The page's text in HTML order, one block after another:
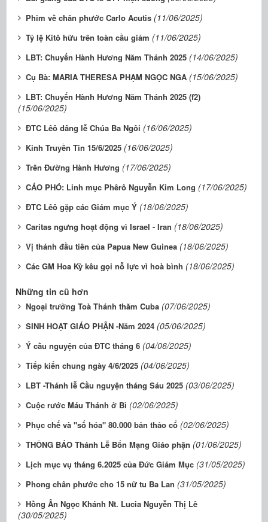
Phim về chân phước Carlo Acutis (11/06/2025)
Tỷ lệ Kitô hữu trên toàn cầu giảm (11/06/2025)
LBT: Chuyến Hành Hương Năm Thánh 2025 (14/06/2025)
Cụ Bà: MARIA THERESA PHẠM NGỌC NGA (15/06/2025)
LBT: Chuyến Hành Hương Năm Thánh 2025 (f2)
(15/06/2025)
ĐTC Lêô dâng lễ Chúa Ba Ngôi (16/06/2025)
Kinh Truyền Tin 15/6/2025 (16/06/2025)
Trên Đường Hành Hương (17/06/2025)
CÁO PHÓ: Linh mục Phêrô Nguyễn Kim Long (17/06/2025)
ĐTC Lêô gặp các Giám mục Ý (18/06/2025)
Caritas ngưng hoạt động vì Israel - Iran (18/06/2025)
Vị thánh đầu tiên của Papua New Guinea (18/06/2025)
Các GM Hoa Kỳ kêu gọi nỗ lực vì hoà bình (18/06/2025)
Những tin cũ hơn
Ngoại trưởng Toà Thánh thăm Cuba (07/06/2025)
SINH HOẠT GIÁO PHẬN -Năm 2024 (05/06/2025)
Ý cầu nguyện của ĐTC tháng 6 (04/06/2025)
Tiếp kiến chung ngày 4/6/2025 (04/06/2025)
LBT -Thánh lễ Cầu nguyện tháng Sáu 2025 (03/06/2025)
Cuộc rước Máu Thánh ở Bỉ (02/06/2025)
Phục chế và "số hóa" 80.000 bản thảo cổ (02/06/2025)
THÔNG BÁO Thánh Lễ Bổn Mạng Giáo phận (01/06/2025)
Lịch mục vụ tháng 6.2025 của Đức Giám Mục (31/05/2025)
Phong chân phước cho 15 nữ tu Ba Lan (31/05/2025)
Hồng Ân Ngọc Khánh Nt. Lucia Nguyễn Thị Lê
(30/05/2025)